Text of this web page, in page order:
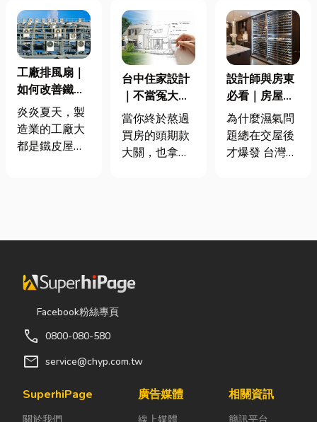
工廠排風扇｜
如何改善鐵皮
屋頂廠房的溫
度
炎炎夏天，製
造業的工廠大
都是鐵皮屋
是最快速心較
以下小編會說
明工廠排風扇
的原理及建議
置。 工廠排風
扇｜改善溫度
台中住家設計
｜不當冤大
頭！教你新家
該如何聰明裝
潢！
當你終於熬過
買房的頭期款
大關，也拿到
經浮現各種美
人沙發、落地
充滿儀式感的
等一下！在踩
設計師與房東
必看｜房屋濕
氣重怎麼辦？
全屋除濕機＋
全熱交換器整
為什麼濕氣問
題總在交屋後
才爆發 台灣氣
同步規劃空氣
藏最怕潮濕，
Facebook粉絲專頁
call 0800-080-580
mail service@chyp.com.tw
SuperhiPage
關於我們
廣告媒體
線上媒體
相關資訊
簡訊平台